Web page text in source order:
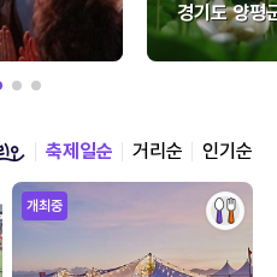
경기도 양평
축제일순 거리순 인기순
개최중